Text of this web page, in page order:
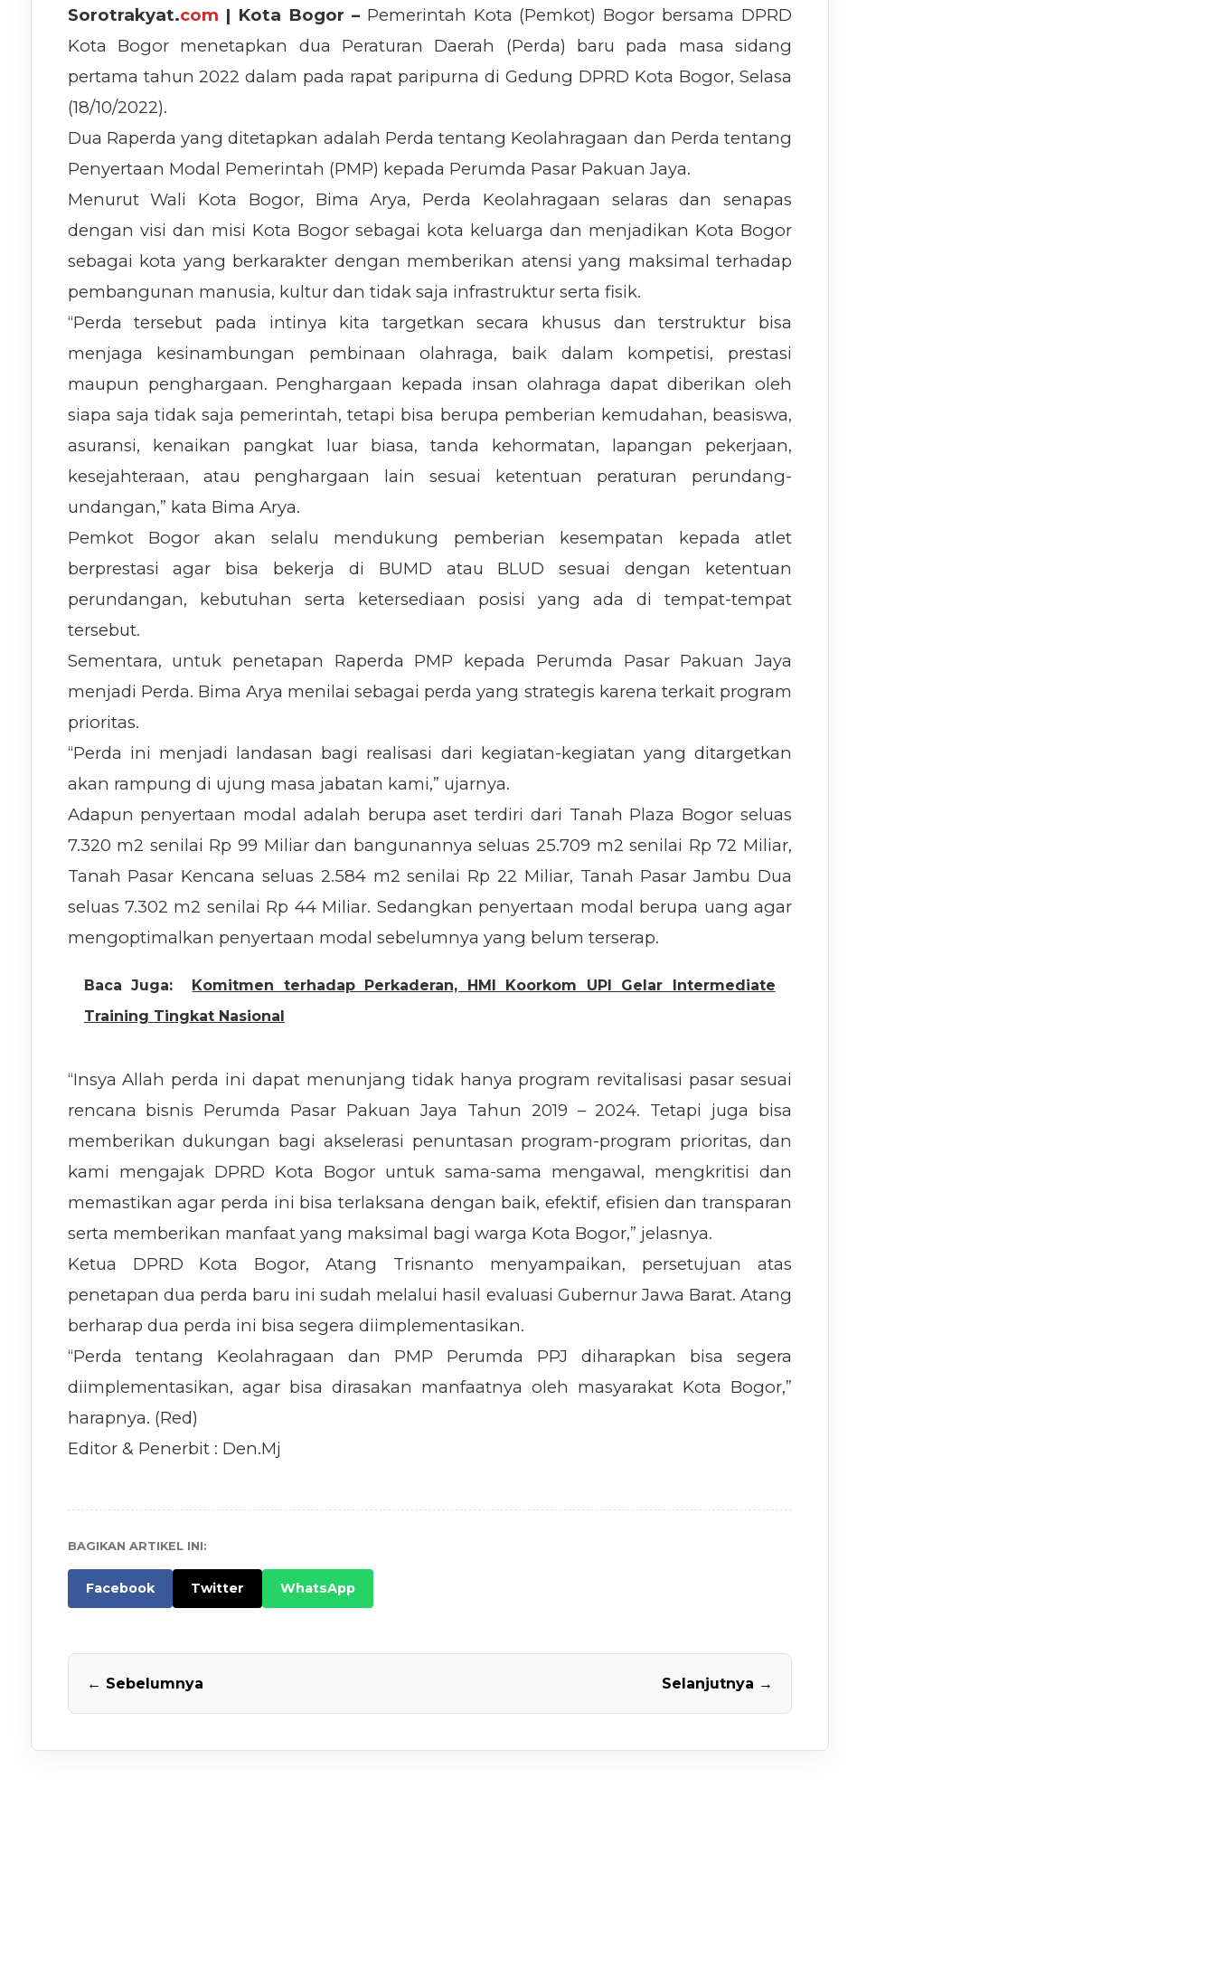
Sorotrakyat.com | Kota Bogor – Pemerintah Kota (Pemkot) Bogor bersama DPRD
Kota Bogor menetapkan dua Peraturan Daerah (Perda) baru pada masa sidang
pertama tahun 2022 dalam pada rapat paripurna di Gedung DPRD Kota Bogor, Selasa
(18/10/2022).
Dua Raperda yang ditetapkan adalah Perda tentang Keolahragaan dan Perda tentang
Penyertaan Modal Pemerintah (PMP) kepada Perumda Pasar Pakuan Jaya.
Menurut Wali Kota Bogor, Bima Arya, Perda Keolahragaan selaras dan senapas
dengan visi dan misi Kota Bogor sebagai kota keluarga dan menjadikan Kota Bogor
sebagai kota yang berkarakter dengan memberikan atensi yang maksimal terhadap
pembangunan manusia, kultur dan tidak saja infrastruktur serta fisik.
“Perda tersebut pada intinya kita targetkan secara khusus dan terstruktur bisa
menjaga kesinambungan pembinaan olahraga, baik dalam kompetisi, prestasi
maupun penghargaan. Penghargaan kepada insan olahraga dapat diberikan oleh
siapa saja tidak saja pemerintah, tetapi bisa berupa pemberian kemudahan, beasiswa,
asuransi, kenaikan pangkat luar biasa, tanda kehormatan, lapangan pekerjaan,
kesejahteraan, atau penghargaan lain sesuai ketentuan peraturan perundang-
undangan,” kata Bima Arya.
Pemkot Bogor akan selalu mendukung pemberian kesempatan kepada atlet
berprestasi agar bisa bekerja di BUMD atau BLUD sesuai dengan ketentuan
perundangan, kebutuhan serta ketersediaan posisi yang ada di tempat-tempat
tersebut.
Sementara, untuk penetapan Raperda PMP kepada Perumda Pasar Pakuan Jaya
menjadi Perda. Bima Arya menilai sebagai perda yang strategis karena terkait program
prioritas.
“Perda ini menjadi landasan bagi realisasi dari kegiatan-kegiatan yang ditargetkan
akan rampung di ujung masa jabatan kami,” ujarnya.
Adapun penyertaan modal adalah berupa aset terdiri dari Tanah Plaza Bogor seluas
7.320 m2 senilai Rp 99 Miliar dan bangunannya seluas 25.709 m2 senilai Rp 72 Miliar,
Tanah Pasar Kencana seluas 2.584 m2 senilai Rp 22 Miliar, Tanah Pasar Jambu Dua
seluas 7.302 m2 senilai Rp 44 Miliar. Sedangkan penyertaan modal berupa uang agar
mengoptimalkan penyertaan modal sebelumnya yang belum terserap.
Baca Juga:
Komitmen terhadap Perkaderan, HMI Koorkom UPI Gelar Intermediate
Training Tingkat Nasional
“Insya Allah perda ini dapat menunjang tidak hanya program revitalisasi pasar sesuai
rencana bisnis Perumda Pasar Pakuan Jaya Tahun 2019 – 2024. Tetapi juga bisa
memberikan dukungan bagi akselerasi penuntasan program-program prioritas, dan
kami mengajak DPRD Kota Bogor untuk sama-sama mengawal, mengkritisi dan
memastikan agar perda ini bisa terlaksana dengan baik, efektif, efisien dan transparan
serta memberikan manfaat yang maksimal bagi warga Kota Bogor,” jelasnya.
Ketua DPRD Kota Bogor, Atang Trisnanto menyampaikan, persetujuan atas
penetapan dua perda baru ini sudah melalui hasil evaluasi Gubernur Jawa Barat. Atang
berharap dua perda ini bisa segera diimplementasikan.
“Perda tentang Keolahragaan dan PMP Perumda PPJ diharapkan bisa segera
diimplementasikan, agar bisa dirasakan manfaatnya oleh masyarakat Kota Bogor,”
harapnya. (Red)
Editor & Penerbit : Den.Mj
BAGIKAN ARTIKEL INI:
Facebook Twitter WhatsApp
← Sebelumnya Selanjutnya →